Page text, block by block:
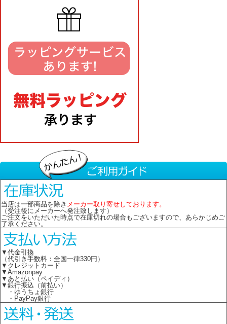
当店は一部商品を除き メーカー取り寄せしております。
（受注後にメーカーへ発注致します）
ご注文をいただいた時点で在庫切れの場合もございますので、あらかじめご
了承ください。
▼代金引換
（代引き手数料：全国一律330円）
▼クレジットカード
▼Amazonpay
▼あと払い（ペイディ）
▼銀行振込（前払い）
・ゆうちょ銀行
・PayPay銀行